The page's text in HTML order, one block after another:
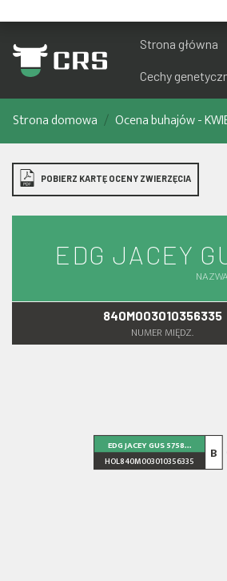
Strona główna
Cechy
Strona domowa Ocena buhajów -
POBIERZ KARTĘ OCENY ZWIERZĘCIA
EDG JACEY
NAZWA
840M003010356335
NUMER MIĘDZ.
EDG JACEY GUS 5758...
HOL840M003010356335 B